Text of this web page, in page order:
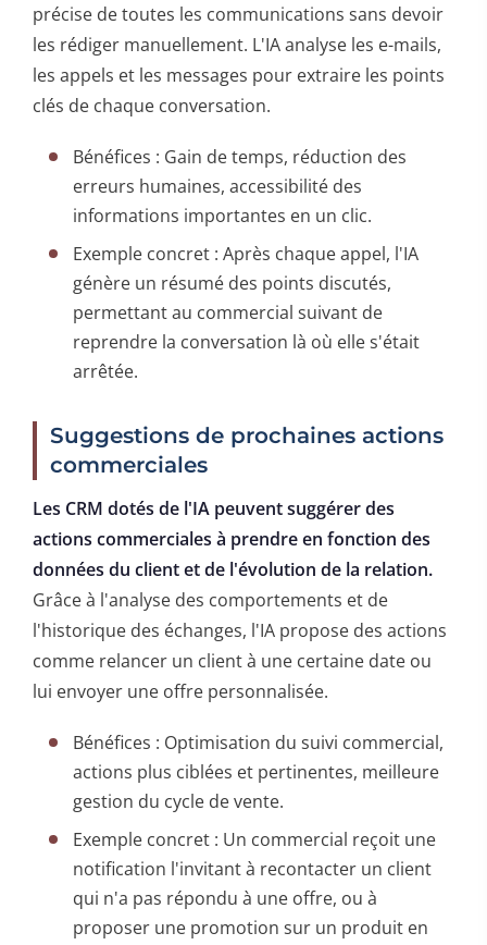
précise de toutes les communications sans devoir
les rédiger manuellement. L'IA analyse les e-mails,
les appels et les messages pour extraire les points
clés de chaque conversation.
Bénéfices : Gain de temps, réduction des
erreurs humaines, accessibilité des
informations importantes en un clic.
Exemple concret : Après chaque appel, l'IA
génère un résumé des points discutés,
permettant au commercial suivant de
reprendre la conversation là où elle s'était
arrêtée.
Suggestions de prochaines actions
commerciales
Les CRM dotés de l'IA peuvent suggérer des
actions commerciales à prendre en fonction des
données du client et de l'évolution de la relation.
Grâce à l'analyse des comportements et de
l'historique des échanges, l'IA propose des actions
comme relancer un client à une certaine date ou
lui envoyer une offre personnalisée.
Bénéfices : Optimisation du suivi commercial,
actions plus ciblées et pertinentes, meilleure
gestion du cycle de vente.
Exemple concret : Un commercial reçoit une
notification l'invitant à recontacter un client
qui n'a pas répondu à une offre, ou à
proposer une promotion sur un produit en